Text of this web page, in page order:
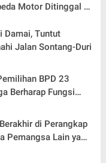
Motor Ditinggal di
Damai, Tuntut
Jalan Sontang-Duri
BPD 23
Berharap Fungsi
di Perangkap
Pemangsa Lain yang